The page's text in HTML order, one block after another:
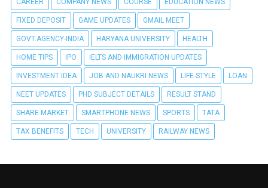
CAREER COMPANY NEWS COURSE EDUCATION NEWS
FIXED DEPOSIT GAME UPDATES GMAIL MEET
GOVT.AGENCY-INDIA HARYANA UNIVERSITY HEALTH
HOME TIPS IPO IELTS AND IMMIGRATION UPDATES
INVESTMENT IDEA JOB AND NAUKRI NEWS LIFE-STYLE LOAN
NEET UPDATES PHD SUBJECT DETAILS RESULT STAND
SHARE MARKET SMARTPHONE NEWS SPORTS TATA
TAX BENEFITS TECH UNIVERSITY RAILWAY NEWS